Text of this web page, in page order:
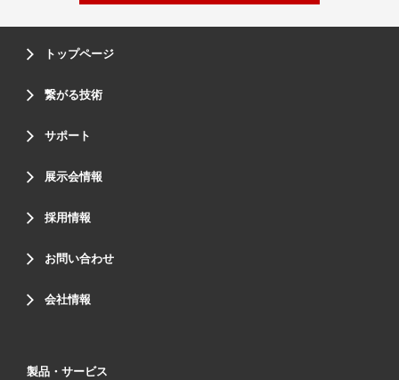
トップページ
繋がる技術
サポート
展示会情報
採用情報
お問い合わせ
会社情報
製品・サービス